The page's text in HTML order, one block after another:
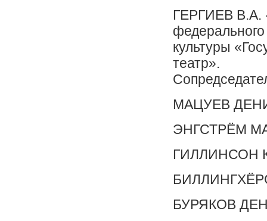
ГЕРГИЕВ В.А.
культуры
театр».
МАЦУЕВ
ЭНГСТРЁМ
ГИЛЛИНСОН
БУРЯКОВ